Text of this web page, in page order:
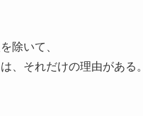
除いて、
、それだけの理由がある。